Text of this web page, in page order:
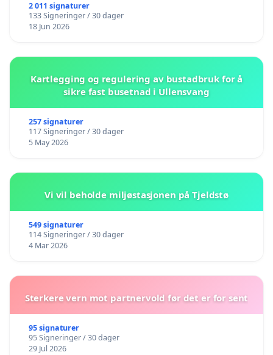
2 011 signaturer
133 Signeringer / 30 dager
18 Jun 2026
Kartlegging og regulering av bustadbruk for å
sikre fast busetnad i Ullensvang
257 signaturer
117 Signeringer / 30 dager
5 May 2026
Vi vil beholde miljøstasjonen på Tjeldstø
549 signaturer
114 Signeringer / 30 dager
4 Mar 2026
Sterkere vern mot partnervold før det er for sent
95 signaturer
95 Signeringer / 30 dager
29 Jul 2026